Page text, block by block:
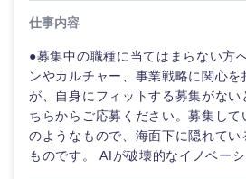
仕事内容
●募集中の職種に当てはまらない方
ンやカルチャー、事業戦略に関心
が、自身にフィットする募集がない
ちらからご応募ください。募集し
のようなもので、海面下に隠れて
ものです。 AIが破壊的なイノベーシ